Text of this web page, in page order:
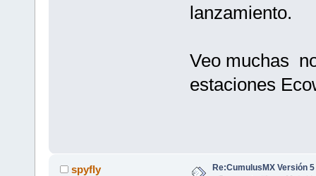
lanzamiento.
Veo muchas
estaciones
spyfly Re:CumulusMX Versión 5